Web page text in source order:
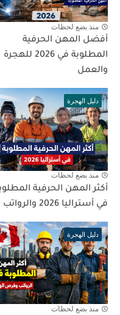
منذ بضع لحظات
أفضل المهن الحرفية
المطلوبة في 2026 للهجرة
والعمل
دليل الهجرة
منذ بضع لحظات
أكثر المهن الحرفية
في أستراليا 2026 والرواتب
دليل الهجرة
منذ بضع لحظات